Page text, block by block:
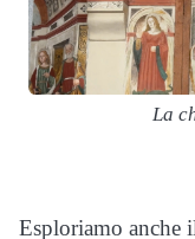
La
Esploriamo anche